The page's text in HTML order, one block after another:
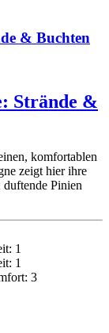
& Buchten
Strände &
komfortablen
zeigt hier ihre
duftende Pinien